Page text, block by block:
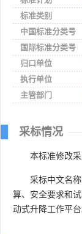
标准类别
中国标准分类号
国际标准分类号
归口单位
执行单位
主管部门
采标情况
本标准修改
采标中文名
算、安全要求和
动式升降工作平台